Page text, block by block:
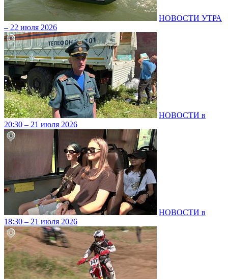
НОВОСТИ УТРА
– 22 июля 2026
НОВОСТИ в
20:30 – 21 июля 2026
НОВОСТИ в
18:30 – 21 июля 2026